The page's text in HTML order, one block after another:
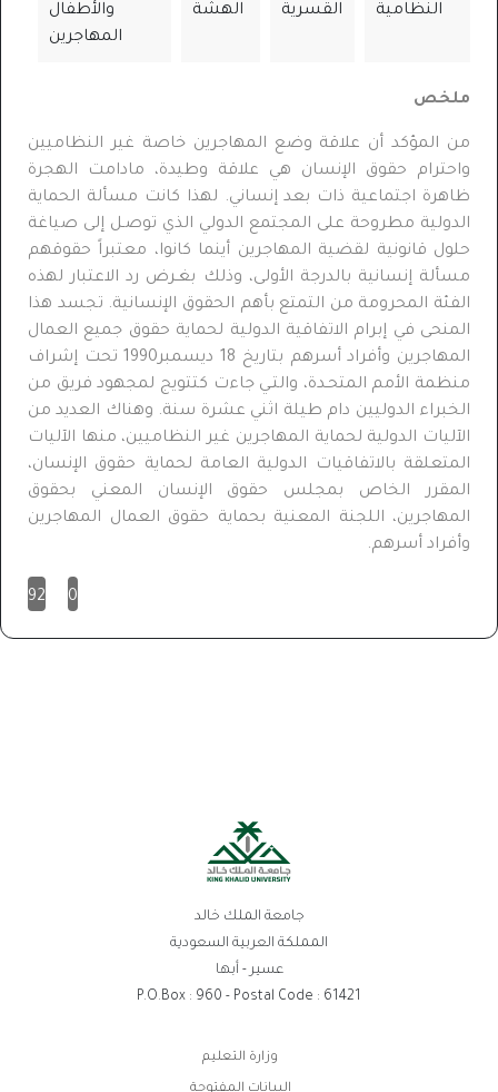
النظامية
القسرية
الهشة
والأطفال
المهاجرين
ملخص
من المؤكد أن علاقة وضع المهاجرين خاصة غير النظاميين
واحترام حقوق الإنسان هي علاقة وطيدة، مادامت الهجرة
ظاهرة اجتماعية ذات بعد إنساني. لهذا كانت مسألة الحماية
الدولية مطروحة على المجتمع الدولي الذي توصـل إلى صياغة
حلول قانونية لقضية المهاجرين أينما كانوا، معتبراً حقوقهم
مسألة إنسانية بالدرجة الأولى، وذلك بغـرض رد الاعتبار لهذه
الفئة المحرومة من التمتع بأهم الحقوق الإنسانية. تجسد هذا
المنحى في إبرام الاتفاقية الدولية لحماية حقوق جميع العمال
المهاجرين وأفراد أسرهم بتاريخ 18 ديسمبر1990 تحت إشراف
منظمة الأمم المتحـدة، والتـي جاءت كتتويج لمجهود فريق من
الخبراء الدوليين دام طيلة اثني عشرة سنة. وهناك العديد من
الآليات الدولية لحماية المهاجرين غير النظاميين، منها الآليات
المتعلقة بالاتفاقيات الدولية العامة لحماية حقوق الإنسان،
المقرر الخاص بمجلس حقوق الإنسان المعني بحقوق
المهاجرين، اللجنة المعنية بحماية حقوق العمال المهاجرين
وأفراد أسرهم.
0
92
جامعة الملك خالد
المملكة العربية السعودية
عسير - أبها
P.O.Box : 960 - Postal Code : 61421
وزارة التعليم